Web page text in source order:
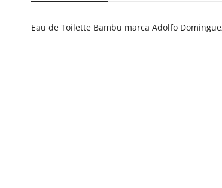
Eau de Toilette Bambu marca Adolfo